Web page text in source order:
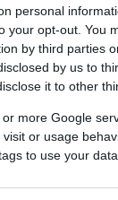
personal
your opt-out. You
by third parties
by us to
it to other
more Google
or usage
to use your